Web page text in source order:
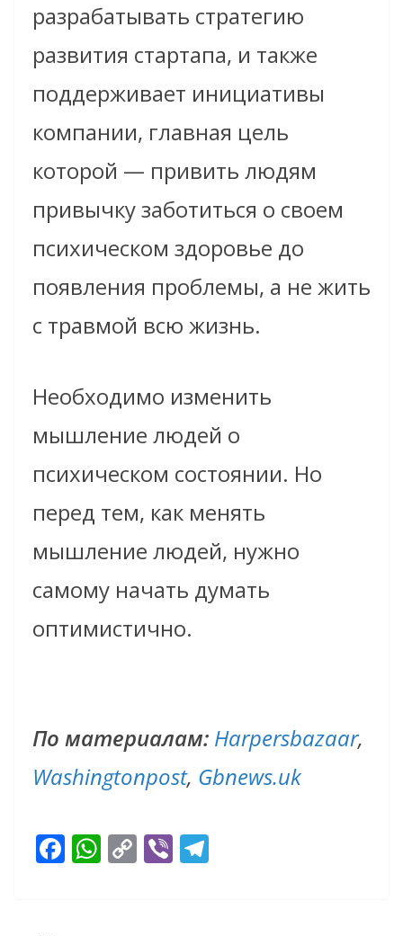
разрабатывать стратегию
развития стартапа, и также
поддерживает инициативы
компании, главная цель
которой — привить людям
привычку заботиться о своем
психическом здоровье до
появления проблемы, а не жить
с травмой всю жизнь.
Необходимо изменить
мышление людей о
психическом состоянии. Но
перед тем, как менять
мышление людей, нужно
самому начать думать
оптимистично.
По материалам: Harpersbazaar,
Washingtonpost, Gbnews.uk
F W C Vi